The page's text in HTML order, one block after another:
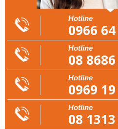
Hotline
0966
Hotline
08
Hotline
0969
Hotline
08